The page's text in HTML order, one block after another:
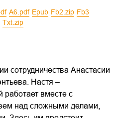
a6.pdf epub fb2.zip
fb3
txt.zip
сотрудничества Анастасии
Настя –
работает вместе с
над сложными делами,